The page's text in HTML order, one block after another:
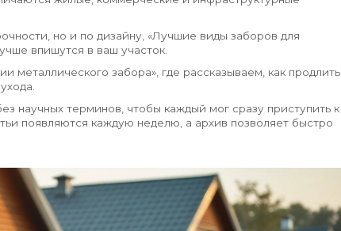
но и по дизайну, «Лучшие виды заборов для
впишутся в ваш участок.
металлического забора», где рассказываем, как продлить
научных терминов, чтобы каждый мог сразу приступить к
появляются каждую неделю, а архив позволяет быстро